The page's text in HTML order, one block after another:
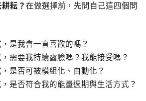
耘？ 在做選擇前，先問自己這四個問
是我會一直喜歡的嗎？
需要我持續露臉嗎？我能接受嗎？
是否可被模組化、自動化？
是否符合我的能量週期與生活方式？